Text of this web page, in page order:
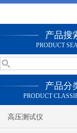
产品搜
PRODUCT
产品分
PRODUCT
高压测试仪